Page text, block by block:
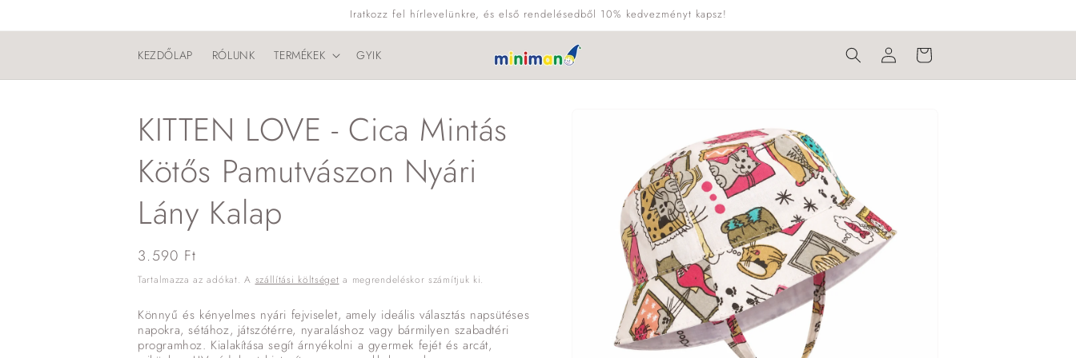
Iratkozz fel hírlevelünkre, és első rendelésedből 10% kedvezményt kapsz!
KEZDŐLAP RÓLUNK TERMÉKEK GYIK BejelentkezésKosár
KITTEN LOVE - Cica Mintás
Kötős Pamutvászon Nyári
Lány Kalap
Normál
ár
3.590 Ft
Tartalmazza az adókat. A szállítási költséget a megrendeléskor számítjuk ki.
Könnyű és kényelmes nyári fejviselet, amely ideális választás napsütéses
napokra, sétához, játszótérre, nyaraláshoz vagy bármilyen szabadtéri
programhoz. Kialakítása segít árnyékolni a gyermek fejét és arcát,